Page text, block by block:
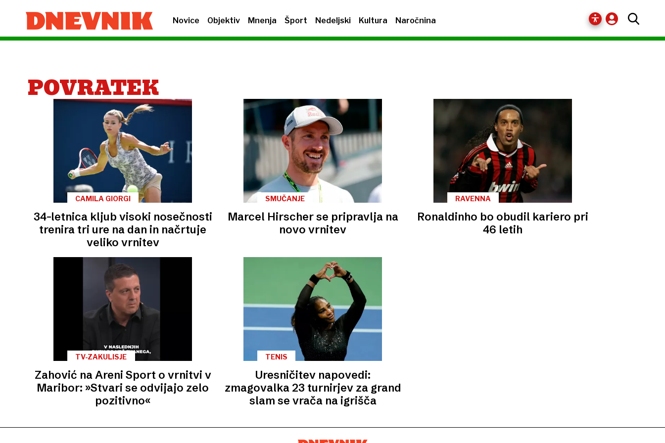
Novice Objektiv Mnenja Šport Nedeljski Kultura Naročnina
POVRATEK
CAMILA GIORGI
34-letnica kljub visoki nosečnosti
trenira tri ure na dan in načrtuje
veliko vrnitev
SMUČANJE
Marcel Hirscher se pripravlja na
novo vrnitev
RAVENNA
Ronaldinho bo obudil kariero pri
46 letih
TV-ZAKULISJE
Zahović na Areni Sport o vrnitvi v
Maribor: »Stvari se odvijajo zelo
pozitivno«
TENIS
Uresničitev napovedi:
zmagovalka 23 turnirjev za grand
slam se vrača na igrišča